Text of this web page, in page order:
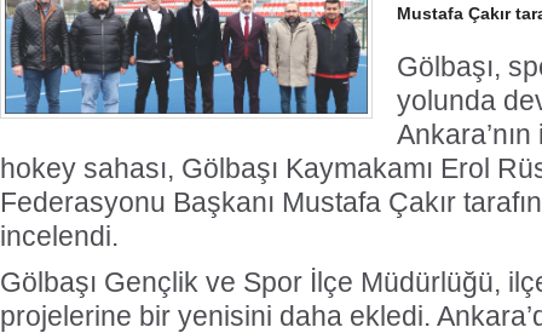
Mustafa Çakır
Gölbaşı,
yolunda
hokey sahası, Gölbaşı Kaymakamı Erol
Federasyonu Başkanı Mustafa Çakır
incelendi.
Gölbaşı Gençlik ve Spor İlçe Müdürlüğü,
projelerine bir yenisini daha ekledi.